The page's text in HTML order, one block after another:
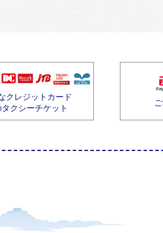
クレジットカード
クシーチケット